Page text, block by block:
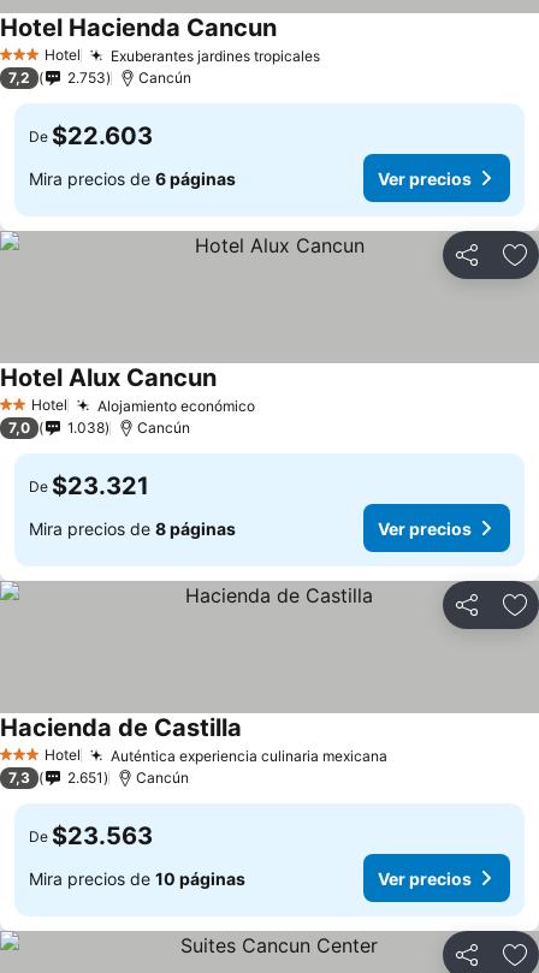
3 Estrellas
Hotel Exuberantes jardines tropicales
Hotel Hacienda Cancun
7,2 2.753 Cancún
De $22.603
Mira precios de 6 páginas Ver precios
Compartir
2 Estrellas
Hotel Alojamiento económico
Hotel Alux Cancun
7,0 1.038 Cancún
De $23.321
Mira precios de 8 páginas Ver precios
Compartir
3 Estrellas
Hotel Auténtica experiencia culinaria mexicana
Hacienda de Castilla
7,3 2.651 Cancún
De $23.563
Mira precios de 10 páginas Ver precios
Compartir